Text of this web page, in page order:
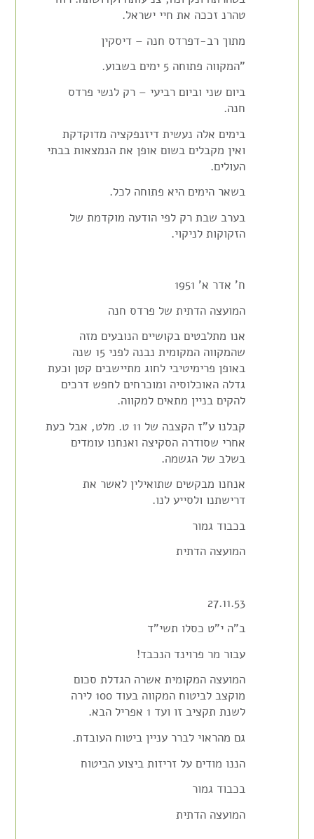
טהרנ זככה את חיי ישראל.
מתוך רב-דפרדס חנה – דיסקין
"המקווה פתוחה 5 ימים בשבוע.
ביום שני וביום רביעי – רק לנשי פרדס
חנה.
בימים אלה נעשית דיזנפקציה מדוקדקת
ואין מקבלים בשום אופן את הנמצאות בבתי
העולים.
בשאר הימים היא פתוחה לכל.
בערב שבת רק לפי הודעה מוקדמת של
הזקוקות לניקוי.
ח' אדר א' 1951
המועצה הדתית של פרדס חנה
אנו מתלבטים בקושיים הנובעים מזה
שהמקווה המקומית נבנה לפני 15 שנה
באופן פרימיטיבי לחוג מתיישבים קטן וכעת
גדלה האוכלוסיה ומוכרחים לחפש דרכים
להקים בניין מתאים למקווה.
קבלנו ע"ז הקצבה של 11 ט. מלט, אבל כעת
אחרי שסודרה הסקיצה ואנחנו עומדים
בשלב של הגשמה.
אנחנו מבקשים שתואילין לאשר את
דרישתנו ולסייע לנו.
בכבוד גמור
המועצה הדתית
27.11.53
ב"ה י"ט כסלו תשי"ד
עבור מר פרוינד הנכבד!
המועצה המקומית אשרה הגדלת סכום
מוקצב לביטוח המקווה בעוד 100 לירה
לשנת תקציב זו ועד 1 אפריל הבא.
גם מהראוי לברר עניין ביטוח העובדת.
הננו מודים על זריזות ביצוע הביטוח
בכבוד גמור
המועצה הדתית